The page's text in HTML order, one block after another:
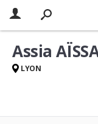
Assia
LYON